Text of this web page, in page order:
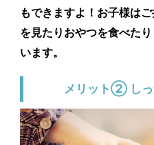
もできますよ！お子様は
を見たりおやつを食べた
います。
メリット② しっ